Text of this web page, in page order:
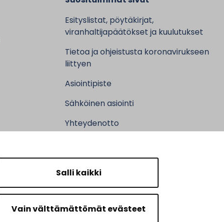
Salli kaikki
Vain välttämättömät evästeet
Esityslistat, pöytäkirjat,
viranhaltijapäätökset ja kuulutukset
Tietoa ja ohjeistusta koronavirukseen
liittyen
Asiointipiste
Sähköinen asiointi
Yhteydenotto
Ruokalistat